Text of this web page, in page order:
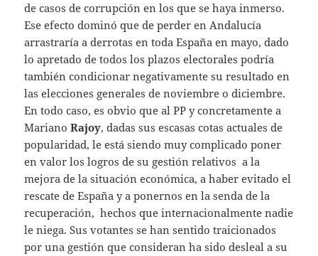
de casos de corrupción en los que se haya inmerso.
Ese efecto dominó que de perder en Andalucía
arrastraría a derrotas en toda España en mayo, dado
lo apretado de todos los plazos electorales podría
también condicionar negativamente su resultado en
las elecciones generales de noviembre o diciembre.
En todo caso, es obvio que al PP y concretamente a
MarianoRajoy, dadas sus escasas cotas actuales de
popularidad, le está siendo muy complicado poner
en valor los logros de su gestión relativos a la
mejora de la situación económica, a haber evitado el
rescate de España y a ponernos en la senda de la
recuperación, hechos que internacionalmente nadie
le niega. Sus votantes se han sentido traicionados
por una gestión que consideran ha sido desleal a su